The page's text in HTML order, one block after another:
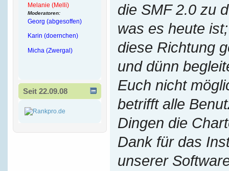
Melanie (Melli)
Moderatoren:
Georg (abgesoffen)
Karin (doernchen)
Micha (Zwergal)
Seit 22.09.08
die SMF 2.0 zu
was es heute
diese Richtung
und dünn
Euch nicht
betrifft alle
Dingen die
Dank für das
unserer